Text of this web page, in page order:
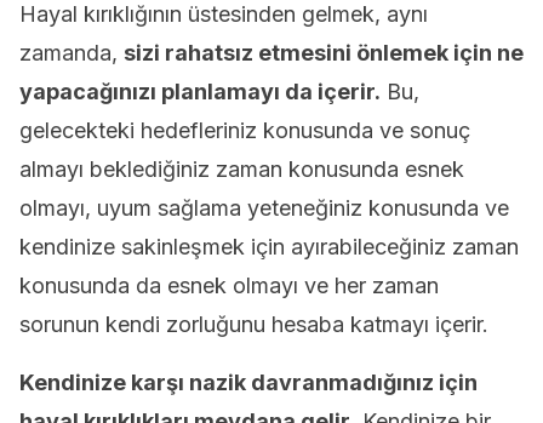
Hayal kırıklığının üstesinden gelmek, aynı
zamanda, sizi rahatsız etmesini önlemek için ne
yapacağınızı planlamayı da içerir. Bu,
gelecekteki hedefleriniz konusunda ve sonuç
almayı beklediğiniz zaman konusunda esnek
olmayı, uyum sağlama yeteneğiniz konusunda ve
kendinize sakinleşmek için ayırabileceğiniz zaman
konusunda da esnek olmayı ve her zaman
sorunun kendi zorluğunu hesaba katmayı içerir.
Kendinize karşı nazik davranmadığınız için